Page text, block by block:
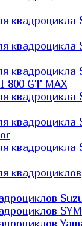
квадроцикла
квадроцикла
квадроцикла
800 GT MAX
квадроцикла
квадроцикла
квадроцикла
квадроциклов
SYM